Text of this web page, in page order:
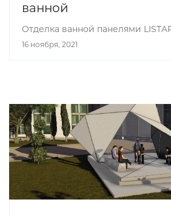
ванной
Отделка ванной панелями
16 ноября, 2021